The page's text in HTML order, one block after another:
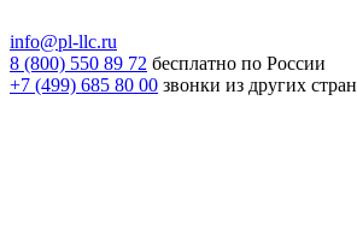
info@pl-llc.ru
8 (800) 550 89 72 бесплатно по России
+7 (499) 685 80 00 звонки из других стран